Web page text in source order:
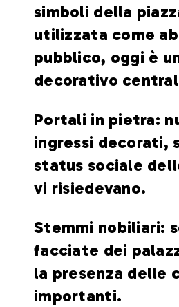
simboli della
utilizzata come
pubblico, oggi è
decorativo
Portali in pietra:
ingressi decorati,
status sociale
vi risiedevano.
Stemmi nobiliari:
facciate dei
la presenza delle
importanti.